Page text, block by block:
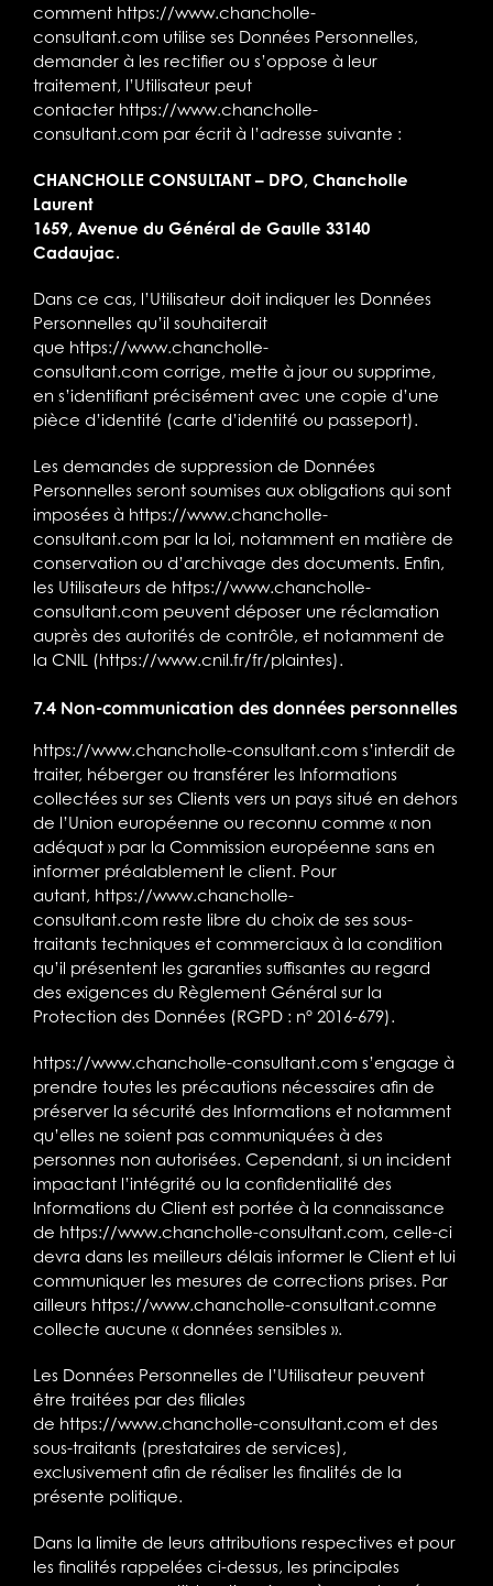
comment https://www.chancholle-
consultant.com utilise ses Données Personnelles,
demander à les rectifier ou s’oppose à leur
traitement, l’Utilisateur peut
contacter https://www.chancholle-
consultant.com par écrit à l’adresse suivante :
CHANCHOLLE CONSULTANT – DPO, Chancholle
Laurent
1659, Avenue du Général de Gaulle 33140
Cadaujac.
Dans ce cas, l’Utilisateur doit indiquer les Données
Personnelles qu’il souhaiterait
que https://www.chancholle-
consultant.com corrige, mette à jour ou supprime,
en s’identifiant précisément avec une copie d’une
pièce d’identité (carte d’identité ou passeport).
Les demandes de suppression de Données
Personnelles seront soumises aux obligations qui sont
imposées à https://www.chancholle-
consultant.com par la loi, notamment en matière de
conservation ou d’archivage des documents. Enfin,
les Utilisateurs de https://www.chancholle-
consultant.com peuvent déposer une réclamation
auprès des autorités de contrôle, et notamment de
la CNIL (https://www.cnil.fr/fr/plaintes).
7.4 Non-communication des données personnelles
https://www.chancholle-consultant.com s’interdit de
traiter, héberger ou transférer les Informations
collectées sur ses Clients vers un pays situé en dehors
de l’Union européenne ou reconnu comme « non
adéquat » par la Commission européenne sans en
informer préalablement le client. Pour
autant, https://www.chancholle-
consultant.com reste libre du choix de ses sous-
traitants techniques et commerciaux à la condition
qu’il présentent les garanties suffisantes au regard
des exigences du Règlement Général sur la
Protection des Données (RGPD : n° 2016-679).
https://www.chancholle-consultant.com s’engage à
prendre toutes les précautions nécessaires afin de
préserver la sécurité des Informations et notamment
qu’elles ne soient pas communiquées à des
personnes non autorisées. Cependant, si un incident
impactant l’intégrité ou la confidentialité des
Informations du Client est portée à la connaissance
de https://www.chancholle-consultant.com, celle-ci
devra dans les meilleurs délais informer le Client et lui
communiquer les mesures de corrections prises. Par
ailleurs https://www.chancholle-consultant.comne
collecte aucune « données sensibles ».
Les Données Personnelles de l’Utilisateur peuvent
être traitées par des filiales
de https://www.chancholle-consultant.com et des
sous-traitants (prestataires de services),
exclusivement afin de réaliser les finalités de la
présente politique.
Dans la limite de leurs attributions respectives et pour
les finalités rappelées ci-dessus, les principales